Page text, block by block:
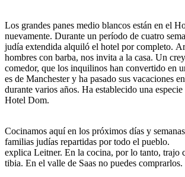
Los grandes panes medio blancos están en el
nuevamente. Durante un período de cuatro
judía extendida alquiló el hotel por completo.
hombres con barba, nos invita a la casa. Un
comedor, que los inquilinos han convertido en
es de Manchester y ha pasado sus vacaciones
durante varios años. Ha establecido una
Hotel Dom.
Cocinamos aquí en los próximos días y
familias judías repartidas por todo el pueblo.
explica Leitner. En la cocina, por lo tanto, trajo
tibia. En el valle de Saas no puedes comprarlos.